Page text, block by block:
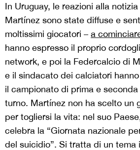
In Uruguay, le reazioni alla
Martínez sono state diffuse e
moltissimi giocatori – a
hanno espresso il proprio
network, e poi la Federcalcio di
e il sindacato dei calciatori
il campionato di prima e
turno. Martínez non ha scelto un
per togliersi la vita: nel suo
celebra la “Giornata nazionale
del suicidio”. Si tratta di un tema